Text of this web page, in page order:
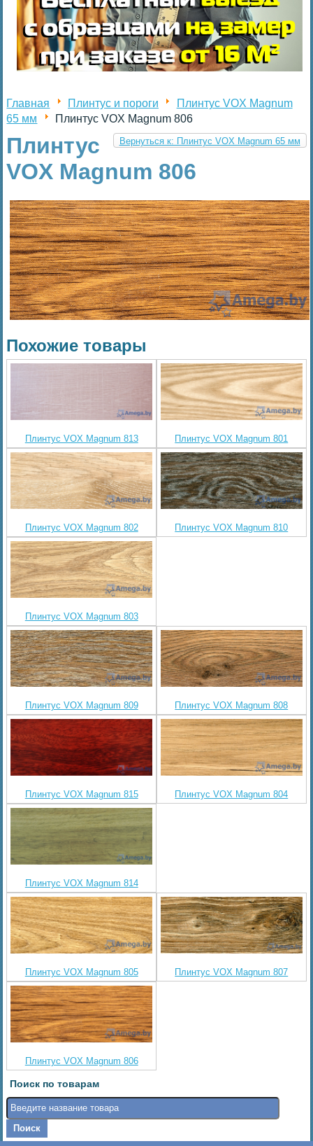
Главная Плинтус и пороги
Плинтус VOX Magnum
65 мм
Плинтус VOX Magnum 806
Вернуться к: Плинтус VOX Magnum 65 мм
Плинтус
VOX Magnum 806
Похожие товары
Плинтус VOX Magnum 813 Плинтус VOX Magnum 801
Плинтус VOX Magnum 802 Плинтус VOX Magnum 810
Плинтус VOX Magnum 803
Плинтус VOX Magnum 809 Плинтус VOX Magnum 808
Плинтус VOX Magnum 815 Плинтус VOX Magnum 804
Плинтус VOX Magnum 814
Плинтус VOX Magnum 805 Плинтус VOX Magnum 807
Плинтус VOX Magnum 806
Поиск по товарам